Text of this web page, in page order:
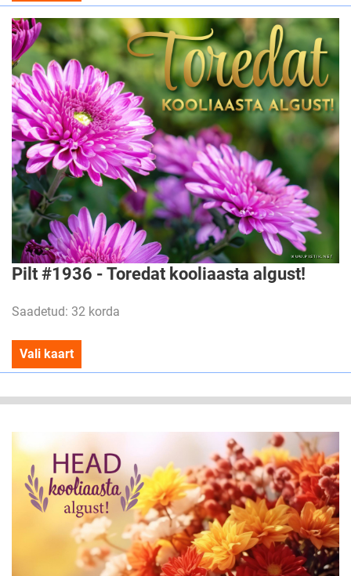
Pilt #1936 - Toredat kooliaasta algust!
Saadetud: 32 korda
Vali kaart